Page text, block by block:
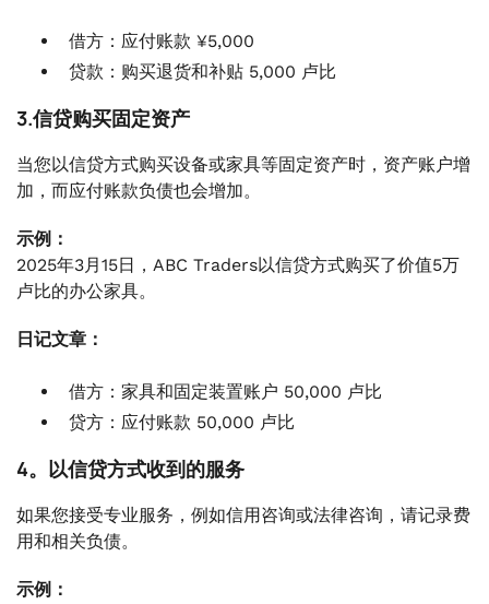
借方：应付账款 ¥5,000
贷款：购买退货和补贴 5,000 卢比
3.信贷购买固定资产
当您以信贷方式购买设备或家具等固定资产时，资产账户增
加，而应付账款负债也会增加。
示例：
2025年3月15日，ABC Traders以信贷方式购买了价值5万
卢比的办公家具。
日记文章：
借方：家具和固定装置账户 50,000 卢比
贷方：应付账款 50,000 卢比
4。以信贷方式收到的服务
如果您接受专业服务，例如信用咨询或法律咨询，请记录费
用和相关负债。
示例：